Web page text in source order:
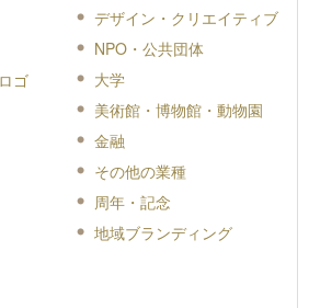
ゴ
デザイン・クリエイティブ
NPO・公共団体
大学
美術館・博物館・動物園
金融
その他の業種
周年・記念
地域ブランディング